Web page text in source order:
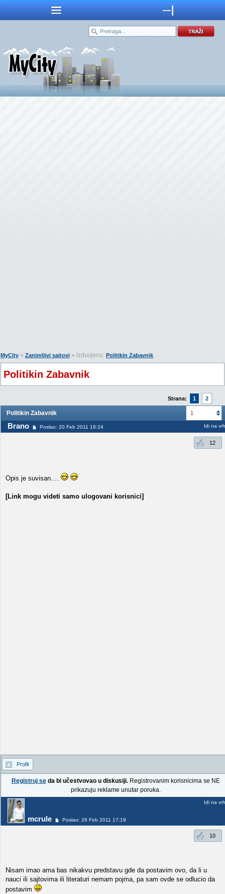
MyCity » Zanimljivi sajtovi » Izdvojeno: Politikin Zabavnik
Politikin Zabavnik
Strana: 1 2
1
Politikin Zabavnik
Brano Poslao: 20 Feb 2011 18:24 Idi na vrh
12
Opis je suvisan....
[Link mogu videti samo ulogovani korisnici]
Profil
Registruj seda bi učestvovao u diskusiji.Registrovanim korisnicima se NE
prikazuju reklame unutar poruka.
mcrule Poslao: 28 Feb 2011 17:19
Idi na vrh
10
Nisam imao ama bas nikakvu predstavu gde da postavim ovo, da li u
nauci ili sajtovima ili literaturi nemam pojma, pa sam ovde se odlucio da
postavim